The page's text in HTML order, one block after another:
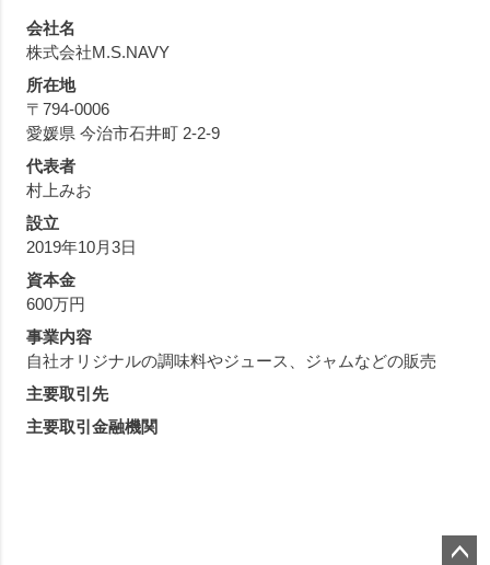
会社名
株式会社M.S.NAVY
所在地
〒794-0006
愛媛県 今治市石井町 2-2-9
代表者
村上みお
設立
2019年10月3日
資本金
600万円
事業内容
自社オリジナルの調味料やジュース、ジャムなどの販売
主要取引先
主要取引金融機関